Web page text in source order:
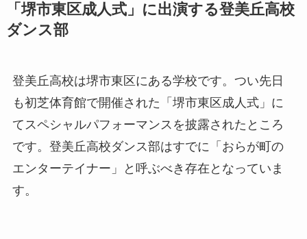
「堺市東区成人式」に出演する登美丘高校
ダンス部
登美丘高校は堺市東区にある学校です。つい先日
も初芝体育館で開催された「堺市東区成人式」に
てスペシャルパフォーマンスを披露されたところ
です。登美丘高校ダンス部はすでに「おらが町の
エンターテイナー」と呼ぶべき存在となっていま
す。